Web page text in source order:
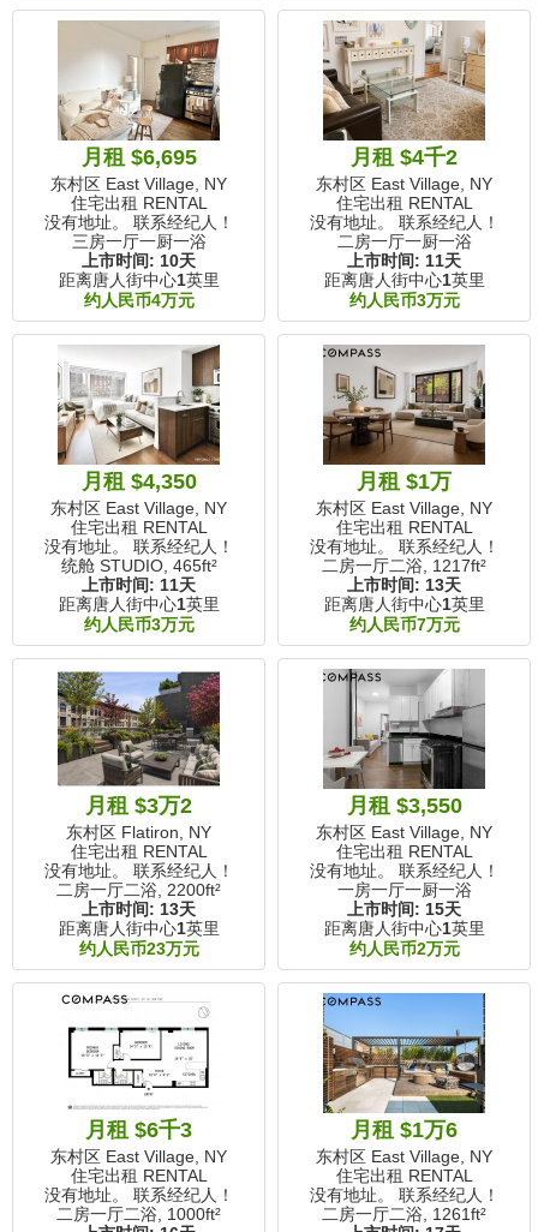
月租 $6,695
东村区 East Village, NY
住宅出租 RENTAL
没有地址。 联系经纪人！
三房一厅一厨一浴
上市时间: 10天
距离唐人街中心1英里
约人民币4万元
月租 $4千2
东村区 East Village, NY
住宅出租 RENTAL
没有地址。 联系经纪人！
二房一厅一厨一浴
上市时间: 11天
距离唐人街中心1英里
约人民币3万元
月租 $4,350
东村区 East Village, NY
住宅出租 RENTAL
没有地址。 联系经纪人！
统舱 STUDIO, 465ft²
上市时间: 11天
距离唐人街中心1英里
约人民币3万元
月租 $1万
东村区 East Village, NY
住宅出租 RENTAL
没有地址。 联系经纪人！
二房一厅二浴, 1217ft²
上市时间: 13天
距离唐人街中心1英里
约人民币7万元
月租 $3万2
东村区 Flatiron, NY
住宅出租 RENTAL
没有地址。 联系经纪人！
二房一厅二浴, 2200ft²
上市时间: 13天
距离唐人街中心1英里
约人民币23万元
月租 $3,550
东村区 East Village, NY
住宅出租 RENTAL
没有地址。 联系经纪人！
一房一厅一厨一浴
上市时间: 15天
距离唐人街中心1英里
约人民币2万元
月租 $6千3
东村区 East Village, NY
住宅出租 RENTAL
没有地址。 联系经纪人！
二房一厅二浴, 1000ft²
月租 $1万6
东村区 East Village, NY
住宅出租 RENTAL
没有地址。 联系经纪人！
二房一厅二浴, 1261ft²